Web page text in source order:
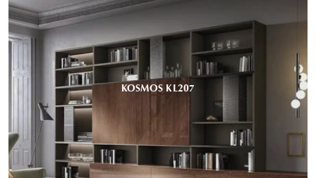
KOSMOS KL207